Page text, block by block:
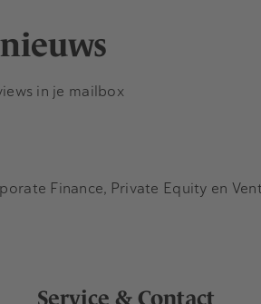
in je mailbox
Service & Contact
Finance, Private Equity en